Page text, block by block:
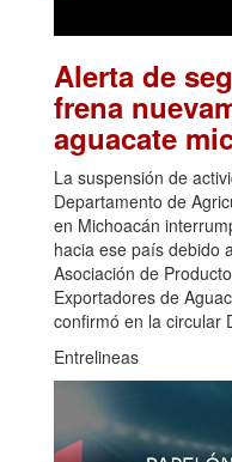
Alerta de
frena
aguacate
La suspensión de
Departamento de
en Michoacán
hacia ese país debido
Asociación de
Exportadores de
confirmó en la circular
Entrelineas